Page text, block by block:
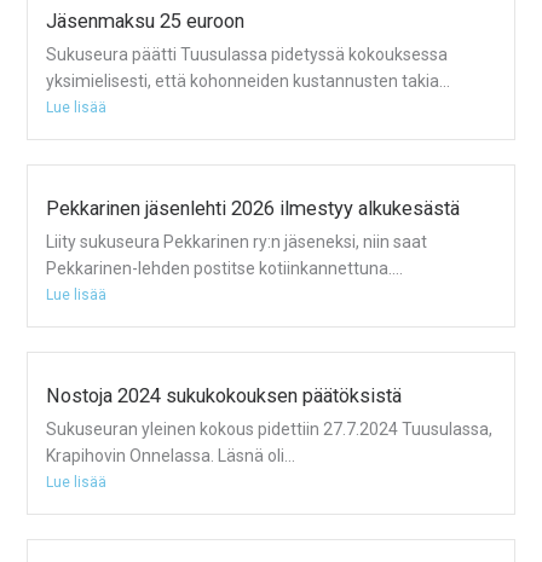
Jäsenmaksu 25 euroon
Sukuseura päätti Tuusulassa pidetyssä kokouksessa
yksimielisesti, että kohonneiden kustannusten takia...
Lue lisää
Pekkarinen jäsenlehti 2026 ilmestyy alkukesästä
Liity sukuseura Pekkarinen ry:n jäseneksi, niin saat
Pekkarinen-lehden postitse kotiinkannettuna....
Lue lisää
Nostoja 2024 sukukokouksen päätöksistä
Sukuseuran yleinen kokous pidettiin 27.7.2024 Tuusulassa,
Krapihovin Onnelassa. Läsnä oli...
Lue lisää